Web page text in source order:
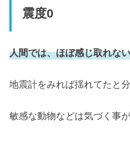
震度0
人間では、ほぼ感じ取れな
地震計をみれば揺れてたと
敏感な動物などは気づく事